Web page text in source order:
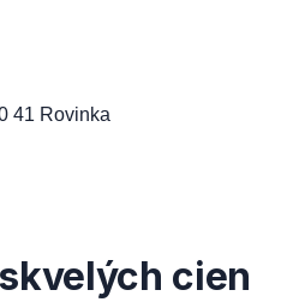
41 Rovinka
cien